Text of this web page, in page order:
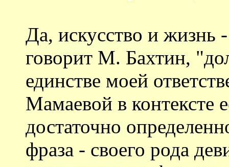
Да, искусство и жизнь
говорит М. Бахтин,
единстве моей
Мамаевой в контексте
достаточно
фраза - своего рода